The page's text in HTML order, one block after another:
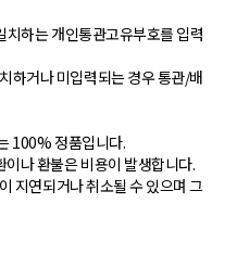
하는 개인통관고유부호를 입력
하거나 미입력되는 경우 통관/배
100% 정품입니다.
나 환불은 비용이 발생합니다.
지연되거나 취소될 수 있으며 그